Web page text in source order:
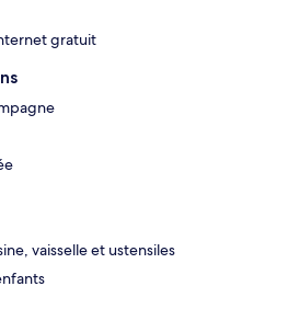
gratuit
vaisselle et ustensiles